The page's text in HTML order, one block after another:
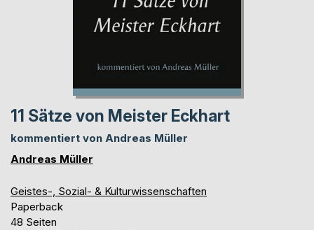
11 Sätze von Meister Eckhart
kommentiert von Andreas Müller
Andreas Müller
Geistes-, Sozial- & Kulturwissenschaften
Paperback
48 Seiten